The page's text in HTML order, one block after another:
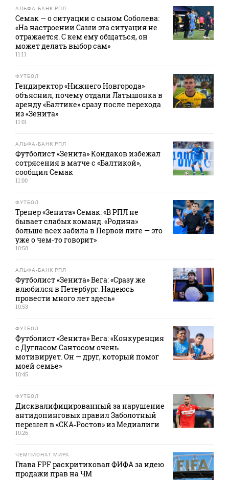
АЛЬФА-БАНК РПЛ
Семак — о ситуации с сыном Соболева:
«На настроении Саши эта ситуация не
отражается. С кем ему общаться, он
может делать выбор сам»
11:11
ФУТБОЛ
Гендиректор «Нижнего Новгорода»
объяснил, почему отдали Латышонка в
аренду «Балтике» сразу после перехода
из «Зенита»
11:01
АЛЬФА-БАНК РПЛ
Футболист «Зенита» Кондаков избежал
сотрясения в матче с «Балтикой»,
сообщил Семак
11:00
ФУТБОЛ
Тренер «Зенита» Семак: «В РПЛ не
бывает слабых команд. «Родина»
больше всех забила в Первой лиге — это
уже о чем‑то говорит»
10:58
АЛЬФА-БАНК РПЛ
Футболист «Зенита» Вега: «Сразу же
влюбился в Петербург. Надеюсь
провести много лет здесь»
10:53
ФУТБОЛ
Футболист «Зенита» Вега: «Конкуренция
с Дугласом Сантосом очень
мотивирует. Он — друг, который помог
моей семье»
10:45
ФУТБОЛ
Дисквалифицированный за нарушение
антидопинговых правил Заболотный
перешел в «СКА‑Ростов» из Медиалиги
10:26
ЧЕМПИОНАТ МИРА
Глава FPF раскритиковал ФИФА за идею
продажи прав на ЧМ